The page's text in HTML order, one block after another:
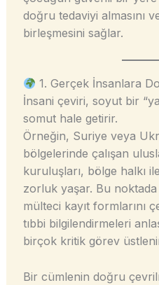
doğru tedaviyi almasını
birleşmesini sağlar.
1. Gerçek İnsanlara
İnsani çeviri, soyut bir
somut hale getirir.
Örneğin, Suriye veya
bölgelerinde çalışan
kuruluşları, bölge halkı
zorluk yaşar. Bu
mülteci kayıt formlarını
tıbbi bilgilendirmeleri
birçok kritik görev
Bir cümlenin doğru